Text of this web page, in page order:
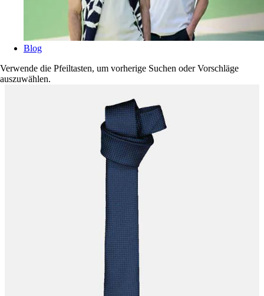
Blog
Verwende die Pfeiltasten, um vorherige Suchen oder Vorschläge
auszuwählen.